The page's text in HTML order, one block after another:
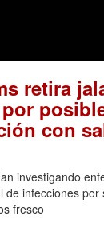
retira
con
investigando
de infecciones por
fresco